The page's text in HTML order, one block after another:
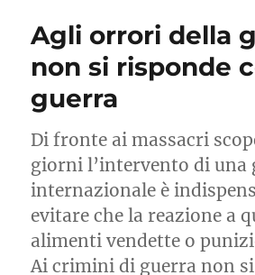
Agli orrori della
non si risponde
guerra
Di fronte ai massacri
giorni l’intervento di una
internazionale è
evitare che la reazione a
alimenti vendette o
Ai crimini di guerra non